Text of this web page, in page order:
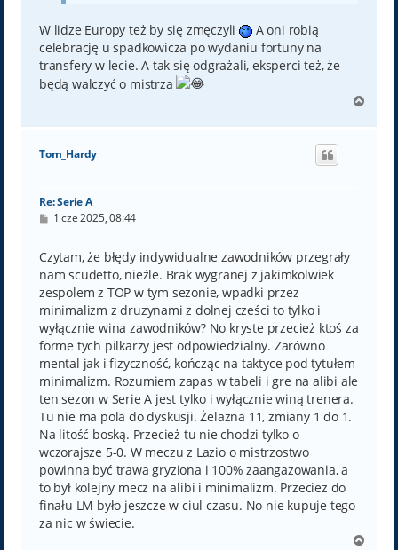
W lidze Europy też by się zmęczyli
A oni robią
celebrację u spadkowicza po wydaniu fortuny na
transfery w lecie. A tak się odgrażali, eksperci też, że
będą walczyć o mistrza
g
Tom_Hardy
Re: Serie A
P
t
1 cze 2025, 08:44
Czytam, że błędy indywidualne zawodników przegrały
nam scudetto, nieźle. Brak wygranej z jakimkolwiek
zespolem z TOP w tym sezonie, wpadki przez
minimalizm z druzynami z dolnej cześci to tylko i
wyłącznie wina zawodników? No kryste przecież ktoś za
forme tych pilkarzy jest odpowiedzialny. Zarówno
mental jak i fizyczność, kończąc na taktyce pod tytułem
minimalizm. Rozumiem zapas w tabeli i gre na alibi ale
ten sezon w Serie A jest tylko i wyłącznie winą trenera.
Tu nie ma pola do dyskusji. Żelazna 11, zmiany 1 do 1.
Na litość boską. Przecież tu nie chodzi tylko o
wczorajsze 5-0. W meczu z Lazio o mistrzostwo
powinna być trawa gryziona i 100% zaangazowania, a
to był kolejny mecz na alibi i minimalizm. Przeciez do
finału LM było jeszcze w ciul czasu. No nie kupuje tego
za nic w świecie.